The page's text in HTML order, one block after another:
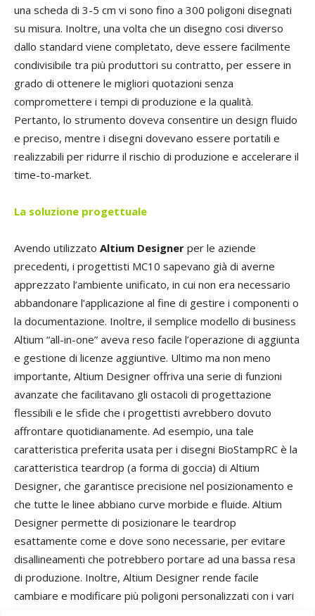
una scheda di 3-5 cm vi sono fino a 300 poligoni disegnati
su misura. Inoltre, una volta che un disegno cosi diverso
dallo standard viene completato, deve essere facilmente
condivisibile tra più produttori su contratto, per essere in
grado di ottenere le migliori quotazioni senza
compromettere i tempi di produzione e la qualità.
Pertanto, lo strumento doveva consentire un design fluido
e preciso, mentre i disegni dovevano essere portatili e
realizzabili per ridurre il rischio di produzione e accelerare il
time-to-market.
La soluzione progettuale
Avendo utilizzato Altium Designer per le aziende
precedenti, i progettisti MC10 sapevano già di averne
apprezzato l’ambiente unificato, in cui non era necessario
abbandonare l’applicazione al fine di gestire i componenti o
la documentazione. Inoltre, il semplice modello di business
Altium “all-in-one” aveva reso facile l’operazione di aggiunta
e gestione di licenze aggiuntive. Ultimo ma non meno
importante, Altium Designer offriva una serie di funzioni
avanzate che facilitavano gli ostacoli di progettazione
flessibili e le sfide che i progettisti avrebbero dovuto
affrontare quotidianamente. Ad esempio, una tale
caratteristica preferita usata per i disegni BioStampRC è la
caratteristica teardrop (a forma di goccia) di Altium
Designer, che garantisce precisione nel posizionamento e
che tutte le linee abbiano curve morbide e fluide. Altium
Designer permette di posizionare le teardrop
esattamente come e dove sono necessarie, per evitare
disallineamenti che potrebbero portare ad una bassa resa
di produzione. Inoltre, Altium Designer rende facile
cambiare e modificare più poligoni personalizzati con i vari